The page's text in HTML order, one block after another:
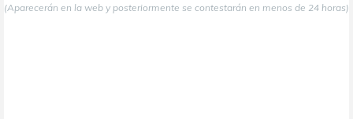
(Aparecerán en la web y posteriormente se contestarán en menos de 24 horas)